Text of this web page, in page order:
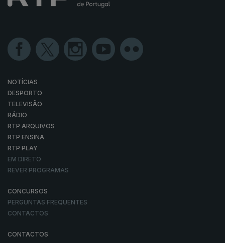
NOTÍCIAS
DESPORTO
TELEVISÃO
RÁDIO
RTP ARQUIVOS
RTP ENSINA
RTP PLAY
EM DIRETO
REVER PROGRAMAS
CONCURSOS
PERGUNTAS FREQUENTES
CONTACTOS
CONTACTOS